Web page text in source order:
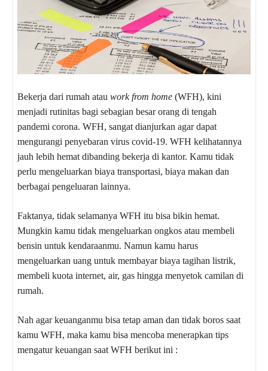
Bekerja dari rumah atau work from home (WFH), kini
menjadi rutinitas bagi sebagian besar orang di tengah
pandemi corona. WFH, sangat dianjurkan agar dapat
mengurangi penyebaran virus covid-19. WFH kelihatannya
jauh lebih hemat dibanding bekerja di kantor. Kamu tidak
perlu mengeluarkan biaya transportasi, biaya makan dan
berbagai pengeluaran lainnya.
Faktanya, tidak selamanya WFH itu bisa bikin hemat.
Mungkin kamu tidak mengeluarkan ongkos atau membeli
bensin untuk kendaraanmu. Namun kamu harus
mengeluarkan uang untuk membayar biaya tagihan listrik,
membeli kuota internet, air, gas hingga menyetok camilan di
rumah.
Nah agar keuanganmu bisa tetap aman dan tidak boros saat
kamu WFH, maka kamu bisa mencoba menerapkan tips
mengatur keuangan saat WFH berikut ini :